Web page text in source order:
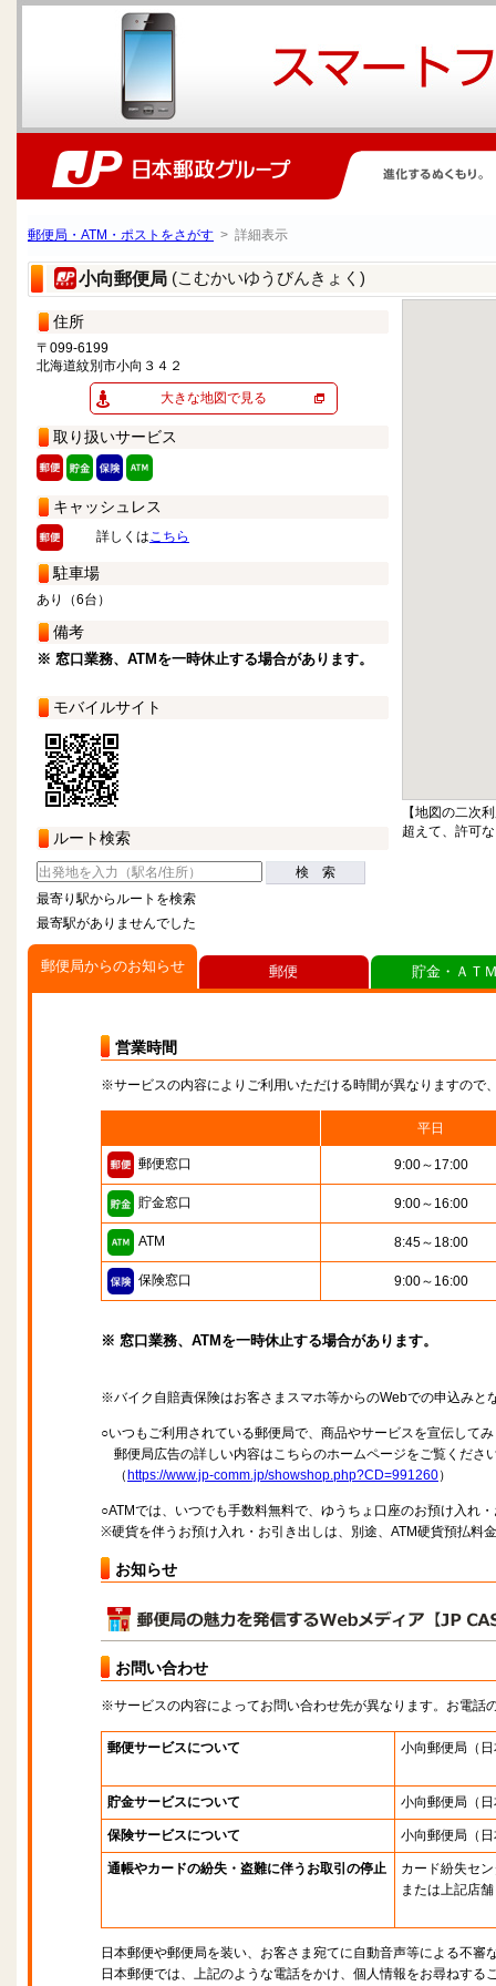
郵便局・ATM・ポストをさがす > 詳細表示
小向郵便局 (こむかいゆうびんきょく)
住所
〒099-6199
北海道紋別市小向３４２
大きな地図で見る
取り扱いサービス
キャッシュレス
詳しくはこちら
駐車場
あり（6台）
備考
※ 窓口業務、ATMを一時休止する場合があります。
モバイルサイト
ルート検索
検 索
最寄り駅からルートを検索
最寄駅がありませんでした
【地図の二次
超えて、許可
郵便局からのお知らせ
営業時間
※サービスの内容によりご利用いただける時間が異なりますので
平日
郵便窓口 9:00～17:00
貯金窓口 9:00～16:00
ATM 8:45～18:00
保険窓口 9:00～16:00
※ 窓口業務、ATMを一時休止する場合があります。
※バイク自賠責保険はお客さまスマホ等からのWebでの申込みと
○いつもご利用されている郵便局で、商品やサービスを宣伝して
郵便局広告の詳しい内容はこちらのホームページをご覧くださ
（ https://www.jp-comm.jp/showshop.php?CD=991260）
○ATMでは、いつでも手数料無料で、ゆうちょ口座のお預け入れ
※硬貨を伴うお預け入れ・お引き出しは、別途、ATM硬貨預払料
お知らせ
お問い合わせ
※サービスの内容によってお問い合わせ先が異なります。お電話
郵便サービスについて 小向郵便局 （
貯金サービスについて 小向郵便局 （
保険サービスについて 小向郵便局 （
通帳やカードの紛失・盗難に伴うお取引の停止
カード紛失セ
または上記店舗
日本郵便や郵便局を装い、お客さま宛てに自動音声等による不審
日本郵便では、上記のような電話をかけ、個人情報をお尋ねする
郵便 貯金・ＡＴ